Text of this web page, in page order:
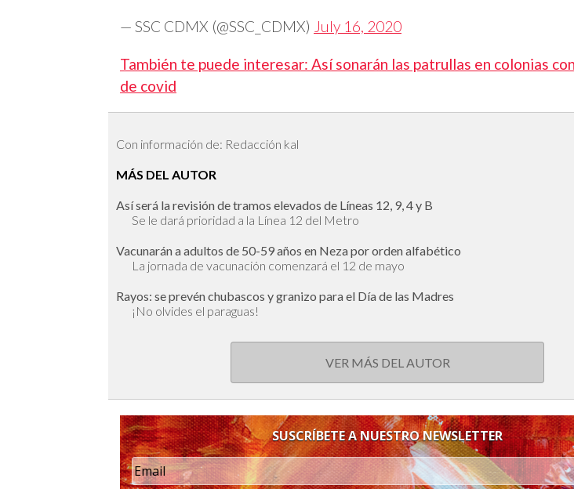
— SSC CDMX (@SSC_CDMX) July 16, 2020
También te puede interesar: Así sonarán las patrullas en colonias
de covid
Con información de: Redacción kal
MÁS DEL AUTOR
Así será la revisión de tramos elevados de Líneas 12, 9, 4 y B
Se le dará prioridad a la Línea 12 del Metro
Vacunarán a adultos de 50-59 años en Neza por orden alfabético
La jornada de vacunación comenzará el 12 de mayo
Rayos: se prevén chubascos y granizo para el Día de las Madres
¡No olvides el paraguas!
VER MÁS DEL AUTOR
SUSCRÍBETE A NUESTRO NEWSLETTER